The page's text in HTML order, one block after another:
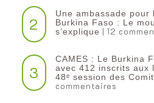
2
Une ambassade
Burkina Faso : Le
s’explique | 12
3
CAMES : Le Burkina
avec 412 inscrits aux
48ᵉ session des
commentaires